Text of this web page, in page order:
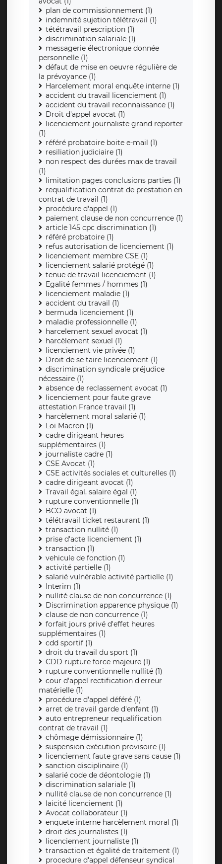
plan de commissionnement (1)
indemnité sujetion télétravail (1)
tététravail prescription (1)
discrimination salariale (1)
messagerie électronique donnée
personnelle (1)
défaut de mise en oeuvre régulière de
la prévoyance (1)
Harcelement moral enquête interne (1)
accident du travail licenciement (1)
accident du travail reconnaissance (1)
Droit d'appel avocat (1)
licenciement journaliste grand reporter
(1)
référé probatoire boite e-mail (1)
resiliation judiciaire (1)
non respect des durées max de travail
(1)
limitation pages conclusions parties (1)
requalification contrat de prestation en
contrat de travail (1)
procédure d'appel (1)
paiement clause de non concurrence (1)
article 145 cpc discrimination (1)
référé probatoire (1)
refus autorisation de licenciement (1)
licenciement membre CSE (1)
licenciement salarié protégé (1)
tenue de travail licenciement (1)
Egalité femmes / hommes (1)
licenciement maladie (1)
accident du travail (1)
bermuda licenciement (1)
maladie professionnelle (1)
harcelement sexuel avocat (1)
harcèlement sexuel (1)
licenciement vie privée (1)
Droit de se taire licenciement (1)
discrimination syndicale préjudice
nécessaire (1)
absence de reclassement avocat (1)
licenciement pour faute grave
attestation France travail (1)
harcèlement moral salarié (1)
Loi Macron (1)
cadre dirigeant heures
supplémentaires (1)
journaliste cadre (1)
CSE Avocat (1)
CSE activités sociales et culturelles (1)
cadre dirigeant avocat (1)
Travail égal, salaire égal (1)
rupture conventionnelle (1)
BCO avocat (1)
télétravail ticket restaurant (1)
transaction nullité (1)
prise d'acte licenciement (1)
transaction (1)
vehicule de fonction (1)
activité partielle (1)
salarié vulnérable activité partielle (1)
Interim (1)
nullité clause de non concurrence (1)
Discrimination apparence physique (1)
clause de non concurrence (1)
forfait jours privé d'effet heures
supplémentaires (1)
cdd sportif (1)
droit du travail du sport (1)
CDD rupture force majeure (1)
rupture conventionnelle nullité (1)
cour d'appel rectification d'erreur
matérielle (1)
procédure d'appel déféré (1)
arret de travail garde d'enfant (1)
auto entrepreneur requalification
contrat de travail (1)
chômage démissionnaire (1)
suspension exécution provisoire (1)
licenciement faute grave sans cause (1)
sanction disciplinaire (1)
salarié code de déontologie (1)
discrimination salariale (1)
nullité clause de non concurrence (1)
laicité licenciement (1)
Avocat collaborateur (1)
enquete interne harcèlement moral (1)
droit des journalistes (1)
licenciement journaliste (1)
transaction et égalité de traitement (1)
procedure d'appel défenseur syndical